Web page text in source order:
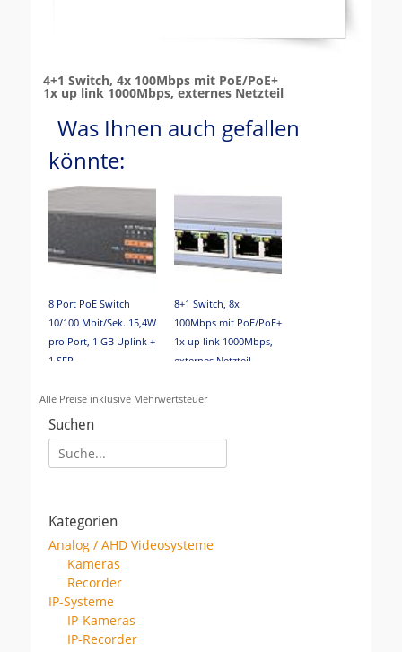
4+1 Switch, 4x 100Mbps mit PoE/PoE+
1x up link 1000Mbps, externes Netzteil
Was Ihnen auch gefallen
könnte:
8 Port PoE Switch
10/100 Mbit/Sek. 15,4W
pro Port, 1 GB Uplink +
1 SFP
8+1 Switch, 8x
100Mbps mit PoE/PoE+
1x up link 1000Mbps,
externes Netzteil
DVR/NVR
Alle Preise inklusive Mehrwertsteuer
Suchen
Suche
für:
Kategorien
Analog / AHD Videosysteme
Kameras
Recorder
IP-Systeme
IP-Kameras
IP-Recorder